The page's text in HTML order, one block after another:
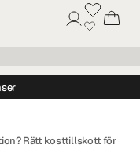
Rätt kosttillskott för